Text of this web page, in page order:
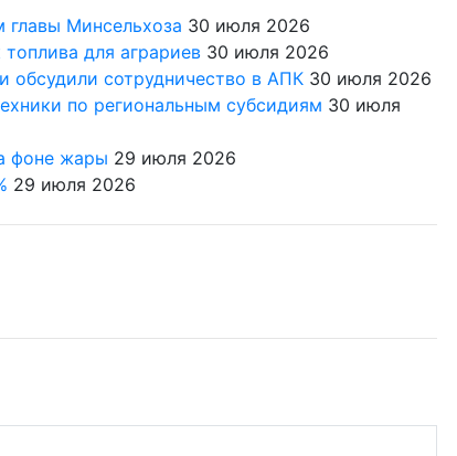
Минсельхоза 30 июля 2026
для аграриев 30 июля 2026
обсудили сотрудничество в АПК 30 июля 2026
по региональным субсидиям 30 июля
фоне жары 29 июля 2026
29 июля 2026